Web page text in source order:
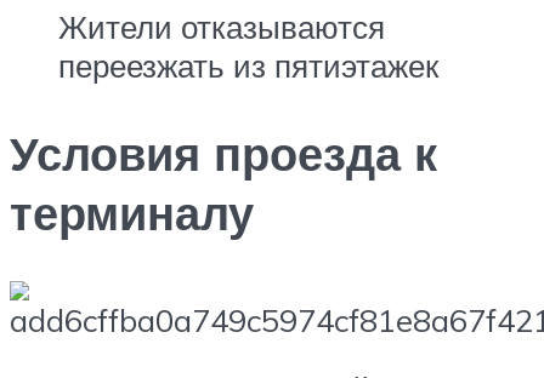
Жители отказываются
переезжать из пятиэтажек
Условия проезда к
терминалу